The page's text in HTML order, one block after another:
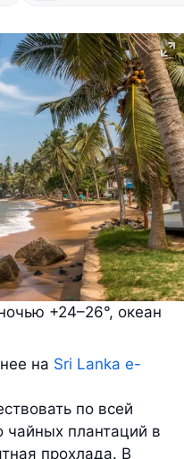
+24–26°, океан
на Sri Lanka e-
по всей
плантаций в
прохлада. В